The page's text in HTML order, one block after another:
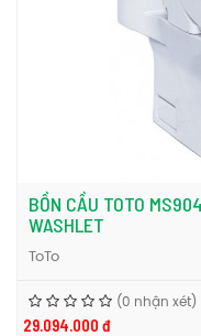
BỒN CẦU TOTO
WASHLET
ToTo
(0 nhận xét)
29.094.000 đ